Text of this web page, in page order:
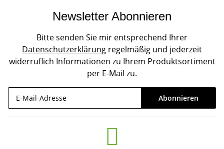
Newsletter Abonnieren
Bitte senden Sie mir entsprechend Ihrer
Datenschutzerklärung regelmäßig und jederzeit
widerruflich Informationen zu Ihrem Produktsortiment
per E-Mail zu.
Abonnieren